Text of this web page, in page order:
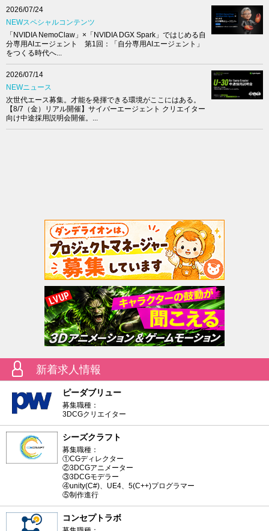
2026/07/24
NEWスペシャルコンテンツ
「NVIDIA NemoClaw」×「NVIDIA DGX Spark」ではじめる自
分専用AIエージェント 第1回：「自分専用AIエージェント」
をつくる時代へ...
2026/07/14
NEWニュース
次世代エース募集。才能を発揮できる環境がここにはある。
【8/7（金）リアル開催】サイバーエージェント クリエイター
向け中途採用説明会開催。...
新着求人情報
ピーダブリュー
募集職種：
3DCGクリエイター
シーズクラフト
募集職種：
①CGディレクター
②3DCGアニメーター
③3DCGモデラー
④unity(C#)、UE4、5(C++)プログラマー
⑤制作進行
コンセプトラボ